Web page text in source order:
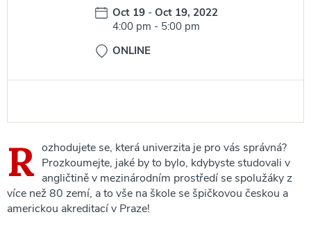
Date:
Oct 19 -Oct 19, 2022
Time:
4:00 pm -5:00 pm
ONLINE
R ozhodujete se, která univerzita je pro vás správná?
Prozkoumejte, jaké by to bylo, kdybyste studovali v
angličtině v mezinárodním prostředí se spolužáky z
více než 80 zemí, a to vše na škole se špičkovou českou a
americkou akreditací v Praze!